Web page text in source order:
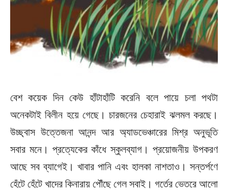
বেশ কয়েক দিন কেউ হাঁটাহাঁটি করেনি বলে পায়ে চলা পথটা
অনেকটাই বিলীন হয়ে গেছে। চারজনের চেহারাই ঝলমল করছে।
উচ্ছ্বাস উত্তেজনা আনন্দ আর অ্যাডভেঞ্চারের মিশ্র অনুভূতি
সবার মনে। প্রত্যেকের কাঁধে স্কুলব্যাগ। প্রয়োজনীয় উপকরণ
আছে সব ব্যাগেই। খাবার পানি এবং হালকা নাশতাও। সন্তর্পণে
হেঁটে হেঁটে খাদের কিনারায় পৌঁছে গেল সবাই। গর্তের ভেতরে আলো